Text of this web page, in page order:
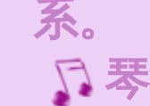
系。